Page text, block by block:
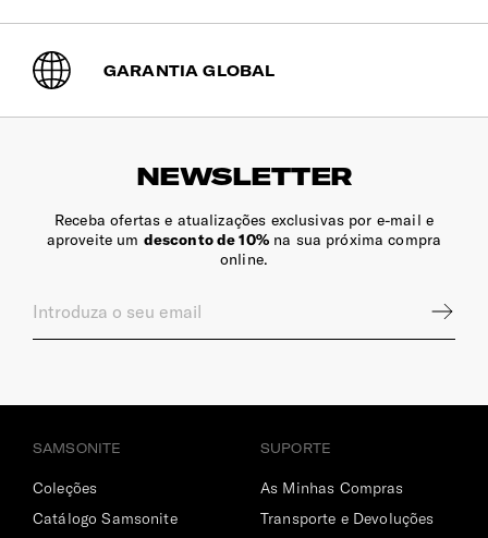
Ergonómicas e ajustáveis para maior conforto.
Suporte | Garrafa
2 bolsos frontais
Encaixe Pega Extensível
Permite o encaixe da mochila na pega extensível da mala
Dimensões Ecrã | Tablet
Compartimento Principal
GARANTIA GLOBAL
NEWSLETTER
Receba ofertas e atualizações exclusivas por e-mail e
aproveite um desconto de 10%na sua próxima compra
online.
SAMSONITE
Coleções
Catálogo Samsonite
SUPORTE
As Minhas Compras
Transporte e Devoluções